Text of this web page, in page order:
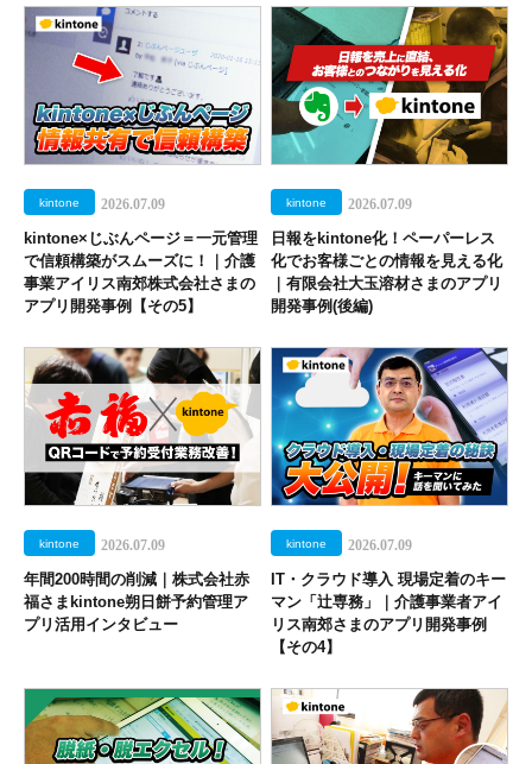
kintone 2026.07.09
kintone×じぶんページ＝一元管理
で信頼構築がスムーズに！｜介護
事業アイリス南郊株式会社さまの
アプリ開発事例【その5】
kintone 2026.07.09
日報をkintone化！ペーパーレス
化でお客様ごとの情報を見える化
｜有限会社大玉溶材さまのアプリ
開発事例(後編)
kintone 2026.07.09
年間200時間の削減｜株式会社赤
福さまkintone朔日餅予約管理ア
プリ活用インタビュー
kintone 2026.07.09
IT・クラウド導入 現場定着のキー
マン「辻専務」｜介護事業者アイ
リス南郊さまのアプリ開発事例
【その4】